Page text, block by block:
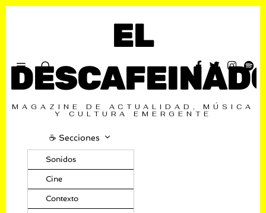
EL
MAGAZINE DE ACTUALIDAD, MÚSICA
Y CULTURA EMERGENTE
☕️ Secciones
Sonidos
Cine
Contexto